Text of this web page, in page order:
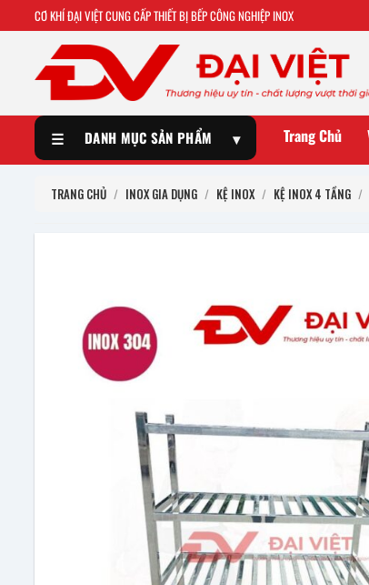
CƠ KHÍ ĐẠI VIỆT CUNG CẤP THIẾT BỊ BẾP CÔNG NGHIỆP INOX
☰ DANH MỤC SẢN PHẨM ▾ Trang Chủ
TRANG CHỦ / INOX GIA DỤNG / KỆ INOX / KỆ INOX 4 TẦNG /